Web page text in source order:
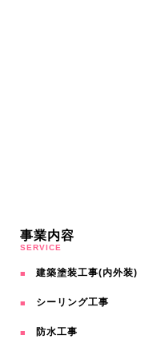
事業内容
SERVICE
建築塗装工事(内外装)
シーリング工事
防水工事